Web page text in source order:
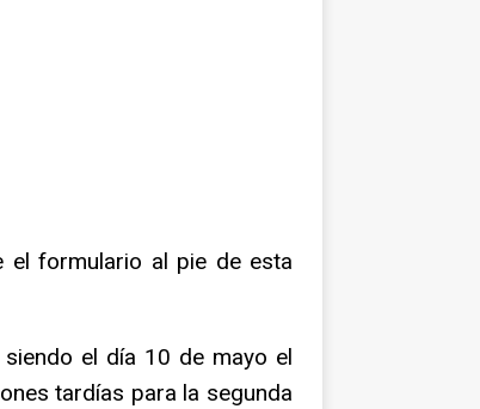
el formulario al pie de esta
el día 10 de mayo el
tardías para la segunda